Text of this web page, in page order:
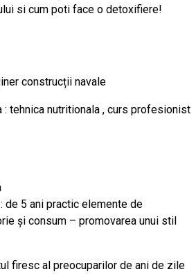
si cum poti face o detoxifiere!
construcții navale
tehnica nutritionala , curs profesionist
de 5 ani practic elemente de
și consum – promovarea unui stil
firesc al preocuparilor de ani de zile